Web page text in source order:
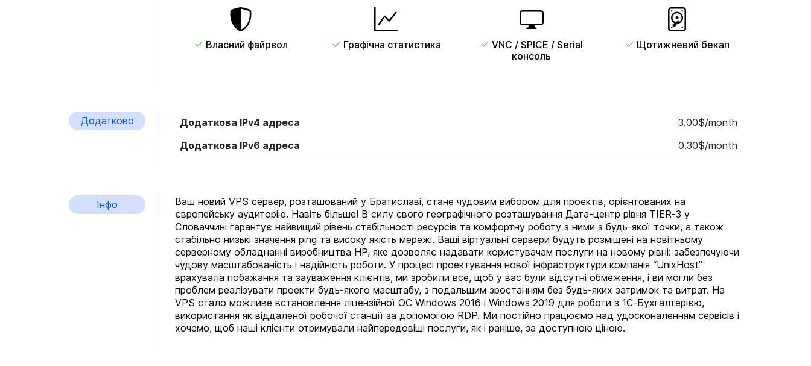
Власний файрвол Графічна статистика
VNC / SPICE / Serial
консоль
Щотижневий бекап
Додатково Додаткова IPv4 адреса
3.00$/month
Додаткова IPv6 адреса
0.30$/month
Інфо
Ваш новий VPS сервер, розташований у Братиславі, стане чудовим вибором для проектів, орієнтованих на
європейську аудиторію. Навіть більше! В силу свого географічного розташування Дата-центр рівня TIER-3 у
Словаччині гарантує найвищий рівень стабільності ресурсів та комфортну роботу з ними з будь-якої точки, а також
стабільно низькі значення ping та високу якість мережі. Ваші віртуальні сервери будуть розміщені на новітньому
серверному обладнанні виробництва HP, яке дозволяє надавати користувачам послуги на новому рівні: забезпечуючи
чудову масштабованість і надійність роботи. У процесі проектування нової інфраструктури компанія “UnixHost”
врахувала побажання та зауваження клієнтів, ми зробили все, щоб у вас були відсутні обмеження, і ви могли без
проблем реалізувати проекти будь-якого масштабу, з подальшим зростанням без будь-яких затримок та витрат. На
VPS стало можливе встановлення ліцензійної ОС Windows 2016 і Windows 2019 для роботи з 1C-Бухгалтерією,
використання як віддаленої робочої станції за допомогою RDP. Ми постійно працюємо над удосконаленням сервісів і
хочемо, щоб наші клієнти отримували найпередовіші послуги, як і раніше, за доступною ціною.